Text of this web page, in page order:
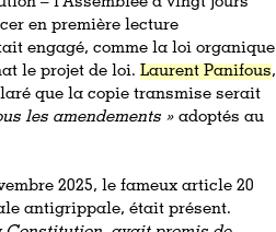
en première lecture
engagé, comme la loi organique
le projet de loi.Laurent Panifous,
que la copie transmise serait
les amendements » adoptés au
2025, le fameux article 20
antigrippale, était présent.